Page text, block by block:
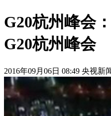
G20杭州峰会
G20杭州峰会
2016年09月06日 08:49 央视新